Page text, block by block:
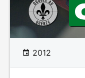
2012